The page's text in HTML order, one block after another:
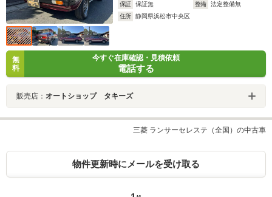
保証
保証無 整備
法定整備無
住所
静岡県浜松市中央区
無
料
今すぐ在庫確認・見積依頼
電話する
販売店： オートショップ タキーズ
三菱 ランサーセレステ（全国）の中古車
物件更新時にメールを受け取る